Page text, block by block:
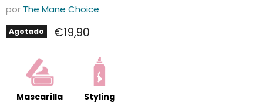
por The Mane Choice
Agotado Precio actual
€19,90
Mascarilla Styling